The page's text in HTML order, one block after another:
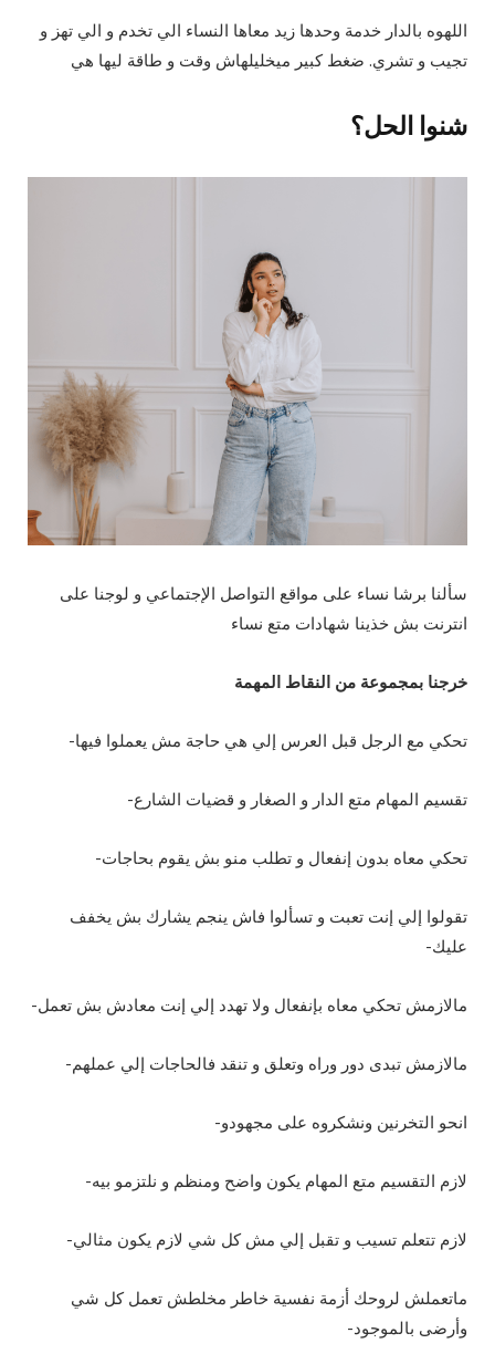
اللهوه بالدار خدمة وحدها زيد معاها النساء الي تخدم و الي تهز و
تجيب و تشري. ضغط كبير ميخليلهاش وقت و طاقة ليها هي
شنوا الحل؟
سألنا برشا نساء على مواقع التواصل الإجتماعي و لوجنا على
انترنت بش خذينا شهادات متع نساء
خرجنا بمجموعة من النقاط المهمة
تحكي مع الرجل قبل العرس إلي هي حاجة مش يعملوا فيها-
تقسيم المهام متع الدار و الصغار و قضيات الشارع-
تحكي معاه بدون إنفعال و تطلب منو بش يقوم بحاجات-
تقولوا إلي إنت تعبت و تسألوا فاش ينجم يشارك بش يخفف
عليك-
مالازمش تحكي معاه بإنفعال ولا تهدد إلي إنت معادش بش تعمل-
مالازمش تبدى دور وراه وتعلق و تنقد فالحاجات إلي عملهم-
انحو التخرنين ونشكروه على مجهودو-
لازم التقسيم متع المهام يكون واضح ومنظم و نلتزمو بيه-
لازم تتعلم تسيب و تقبل إلي مش كل شي لازم يكون مثالي-
ماتعملش لروحك أزمة نفسية خاطر مخلطش تعمل كل شي
وأرضى بالموجود-